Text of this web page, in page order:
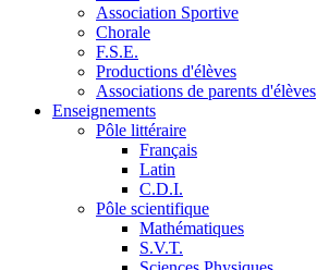
Association Sportive
Chorale
F.S.E.
Productions d'élèves
Associations de parents d'élèves
Enseignements
Pôle littéraire
Français
Latin
C.D.I.
Pôle scientifique
Mathématiques
S.V.T.